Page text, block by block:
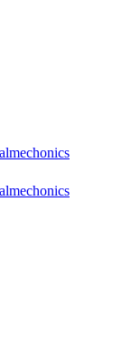
mechonics
mechonics